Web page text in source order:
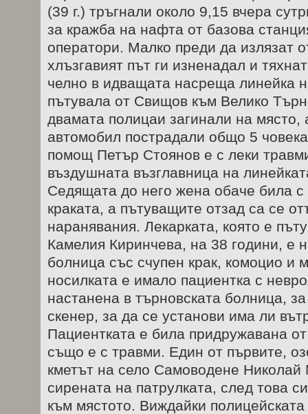
(39 г.) тръгнали около 9,15 вчера
за кражба на нафта от базова
оператори. Малко преди да излязат
хлъзгавият път ги изненадал и
челно в идващата насреща линейка
пътувала от Свищов към Велико
двамата полицаи загинали на място,
автомобил пострадали общо 5
помощ Петър Стоянов е с леки
въздушната възглавница на
Седящата до него жена обаче била с
краката, а пътуващите отзад са се
наранявания. Лекарката, която е
Камелия Киринчева, на 38 години, е
болница със счупен крак, комоцио и
носилката е имало пациентка с
настанена в търновската болница,
скенер, за да се установи има ли
Пациентката е била придружавана
също е с травми. Един от първите,
кметът на село Самоводене Николай
сирената на патрулката, след това
към мястото. Виждайки